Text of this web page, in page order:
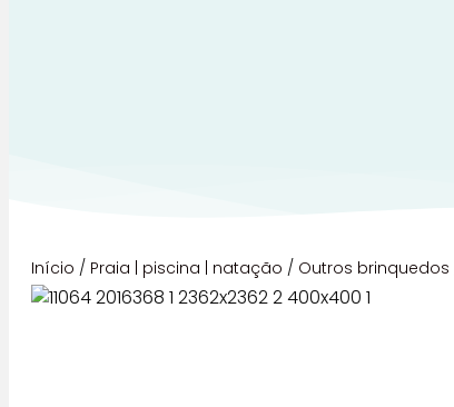
Início / Praia | piscina | natação / Outros brinquedos